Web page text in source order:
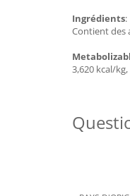
Ingrédients:
Contient des
3,620 kcal/